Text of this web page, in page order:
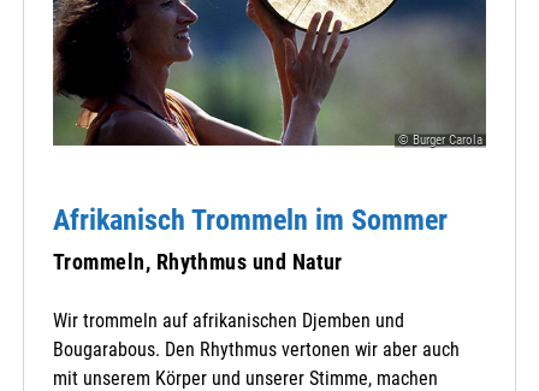
© Burger Carola
Afrikanisch Trommeln im Sommer
Trommeln, Rhythmus und Natur
Wir trommeln auf afrikanischen Djemben und
Bougarabous. Den Rhythmus vertonen wir aber auch
mit unserem Körper und unserer Stimme, machen